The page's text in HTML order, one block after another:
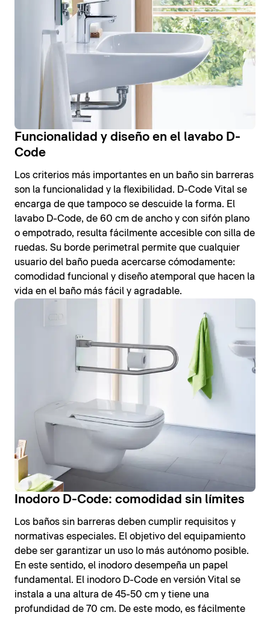
Funcionalidad y diseño en el lavabo D-
Code
Los criterios más importantes en un baño sin barreras
son la funcionalidad y la flexibilidad. D-Code Vital se
encarga de que tampoco se descuide la forma. El
lavabo D-Code, de 60 cm de ancho y con sifón plano
o empotrado, resulta fácilmente accesible con silla de
ruedas. Su borde perimetral permite que cualquier
usuario del baño pueda acercarse cómodamente:
comodidad funcional y diseño atemporal que hacen la
vida en el baño más fácil y agradable.
Inodoro D-Code: comodidad sin límites
Los baños sin barreras deben cumplir requisitos y
normativas especiales. El objetivo del equipamiento
debe ser garantizar un uso lo más autónomo posible.
En este sentido, el inodoro desempeña un papel
fundamental. El inodoro D-Code en versión Vital se
instala a una altura de 45-50 cm y tiene una
profundidad de 70 cm. De este modo, es fácilmente